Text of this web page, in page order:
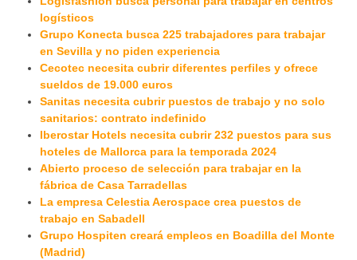
logísticos
Grupo Konecta busca 225 trabajadores para trabajar
en Sevilla y no piden experiencia
Cecotec necesita cubrir diferentes perfiles y ofrece
sueldos de 19.000 euros
Sanitas necesita cubrir puestos de trabajo y no solo
sanitarios: contrato indefinido
Iberostar Hotels necesita cubrir 232 puestos para sus
hoteles de Mallorca para la temporada 2024
Abierto proceso de selección para trabajar en la
fábrica de Casa Tarradellas
La empresa Celestia Aerospace crea puestos de
trabajo en Sabadell
Grupo Hospiten creará empleos en Boadilla del Monte
(Madrid)